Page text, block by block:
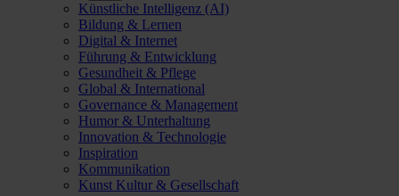
Künstliche Intelligenz (AI)
Bildung & Lernen
Digital & Internet
Führung & Entwicklung
Gesundheit & Pflege
Global & International
Governance & Management
Humor & Unterhaltung
Innovation & Technologie
Inspiration
Kommunikation
Kunst Kultur & Gesellschaft